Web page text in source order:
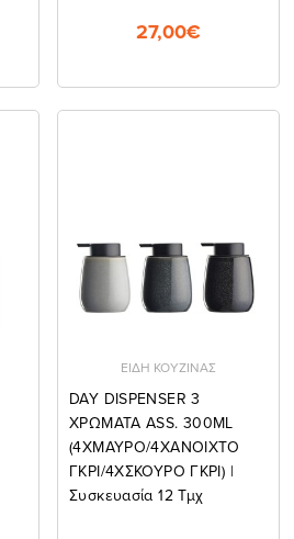
27,00€
ΕΙΔΗ ΚΟΥΖΙΝΑΣ
DAY DISPENSER 3
ΧΡΩΜΑΤΑ ASS. 300ML
(4ΧΜΑΥΡΟ/4ΧΑΝΟΙΧΤΟ
ΓΚΡΙ/4ΧΣΚΟΥΡΟ ΓΚΡΙ) |
Συσκευασία 12 Τμχ